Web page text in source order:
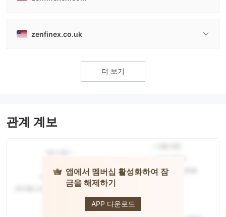
zenfinex.co.uk
더 보기
관계 계보
앱에서 멤버십 활성화하여 잠
금을 해제하기
APP 다운로드
taurex